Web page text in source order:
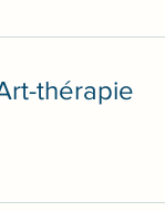
thérapie